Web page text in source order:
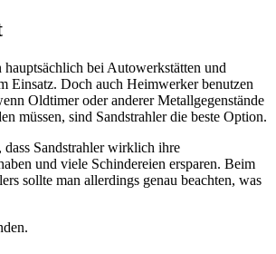
hauptsächlich bei Autowerkstätten und
Einsatz. Doch auch Heimwerker benutzen
Oldtimer oder anderer Metallgegenstände
müssen, sind Sandstrahler die beste Option.
dass Sandstrahler wirklich ihre
und viele Schindereien ersparen. Beim
sollte man allerdings genau beachten, was